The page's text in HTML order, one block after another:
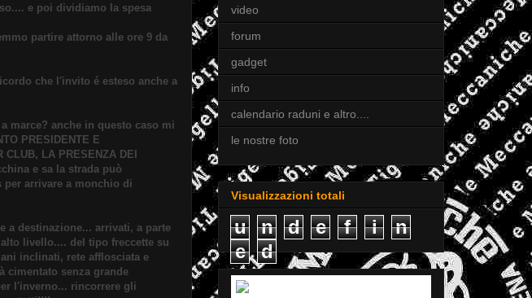
e poi dividiamo la spesa
partire attorno alle ore 9 da
che l'invito é esteso anche a
marce? anche in questo caso mi
PRESIDENTE E
CLUB, LA PRESENZA DEI
e sa la strada può
per arrivare a monchio di
a destinazione... arrivati, a parte
livello.... del tipo freccette su
inclinati, rete afflosciata e
cimentato senza grande
l'inverno... rincorrere gli
video
forum
gadget
info
calendario raduni e altro....
le nostre foto
Visualizzazioni totali
u n d e f i
n
e
d